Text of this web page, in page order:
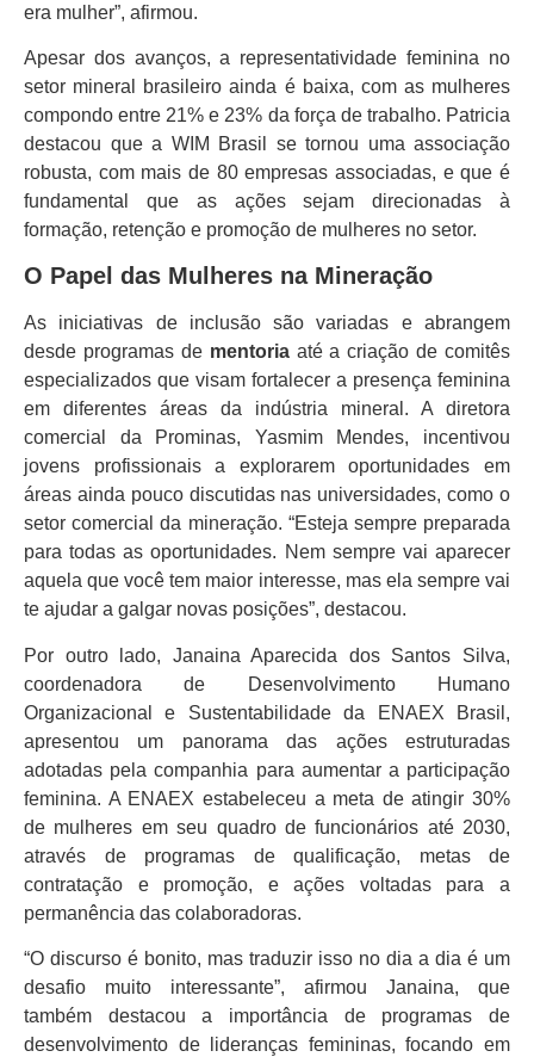
era mulher”, afirmou.
Apesar dos avanços, a representatividade feminina no
setor mineral brasileiro ainda é baixa, com as mulheres
compondo entre 21% e 23% da força de trabalho. Patricia
destacou que a WIM Brasil se tornou uma associação
robusta, com mais de 80 empresas associadas, e que é
fundamental que as ações sejam direcionadas à
formação, retenção e promoção de mulheres no setor.
O Papel das Mulheres na Mineração
As iniciativas de inclusão são variadas e abrangem
desde programas de mentoriaaté a criação de comitês
especializados que visam fortalecer a presença feminina
em diferentes áreas da indústria mineral. A diretora
comercial da Prominas, Yasmim Mendes, incentivou
jovens profissionais a explorarem oportunidades em
áreas ainda pouco discutidas nas universidades, como o
setor comercial da mineração. “Esteja sempre preparada
para todas as oportunidades. Nem sempre vai aparecer
aquela que você tem maior interesse, mas ela sempre vai
te ajudar a galgar novas posições”, destacou.
Por outro lado, Janaina Aparecida dos Santos Silva,
coordenadora de Desenvolvimento Humano
Organizacional e Sustentabilidade da ENAEX Brasil,
apresentou um panorama das ações estruturadas
adotadas pela companhia para aumentar a participação
feminina. A ENAEX estabeleceu a meta de atingir 30%
de mulheres em seu quadro de funcionários até 2030,
através de programas de qualificação, metas de
contratação e promoção, e ações voltadas para a
permanência das colaboradoras.
“O discurso é bonito, mas traduzir isso no dia a dia é um
desafio muito interessante”, afirmou Janaina, que
também destacou a importância de programas de
desenvolvimento de lideranças femininas, focando em